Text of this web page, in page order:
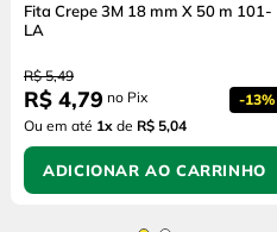
Fita Crepe 3M 18 mm X 50 m 101-
LA
R$ 5,49
R$ 4,79 no Pix -13%
Ou em até 1x de R$ 5,04
ADICIONAR AO CARRINHO